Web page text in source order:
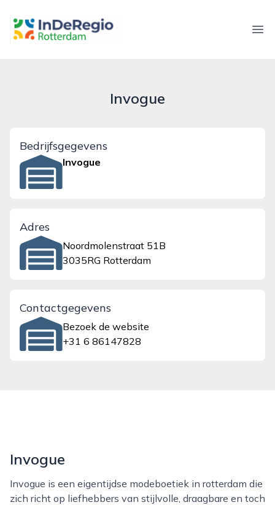
inderegiorotterdam.nl
Invogue
Bedrijfsgegevens
Invogue
Adres
Noordmolenstraat 51B
3035RG Rotterdam
Contactgegevens
Bezoek de website
+31 6 86147828
Invogue
Invogue is een eigentijdse modeboetiek in rotterdam die
zich richt op liefhebbers van stijlvolle, draagbare en toch